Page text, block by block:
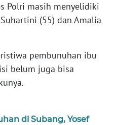
Polri masih menyelidiki
(55) dan Amalia
pembunuhan ibu
belum juga bisa
di Subang, Yosef